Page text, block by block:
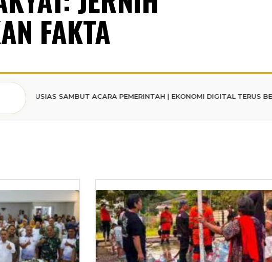
FAKTA
SAMBUT ACARA PEMERINTAH | EKONOMI DIGITAL TERUS BERKEMBANG